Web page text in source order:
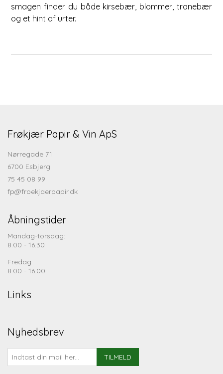
smagen finder du både kirsebær, blommer, tranebær
og et hint af urter.
Frøkjær Papir & Vin ApS
Nørregade 71
6700 Esbjerg
75 45 08 99
fp@froekjaerpapir.dk
Åbningstider
Mandag-torsdag:
8.00 - 16.30
Fredag
8.00 - 16.00
Links
Nyhedsbrev
TILMELD